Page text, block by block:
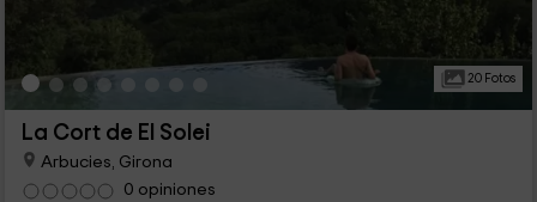
20 Fotos
La Cort de El Solei
Arbucies, Girona
0 opiniones